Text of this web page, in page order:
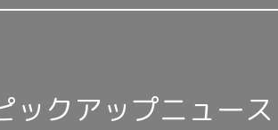
ックアップニュース